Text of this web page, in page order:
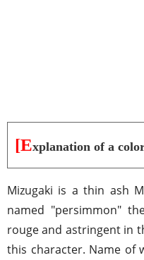
[Explanation of a
Mizugaki is a thin ash
named "persimmon"
rouge and astringent in
this character. Name of